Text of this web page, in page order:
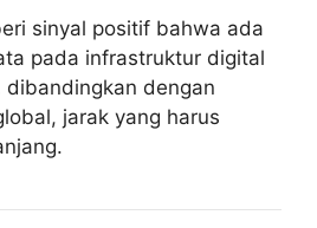
sinyal positif bahwa ada
pada infrastruktur digital
dibandingkan dengan
jarak yang harus